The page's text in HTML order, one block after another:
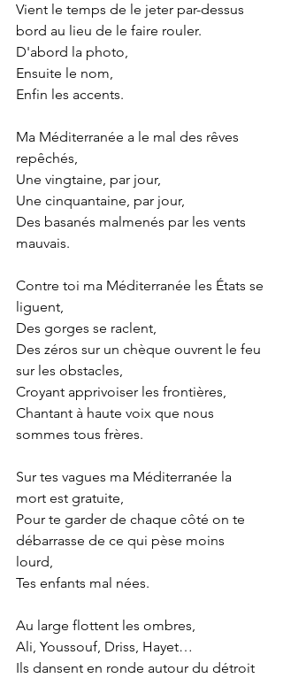
Vient le temps de le jeter par-dessus
bord au lieu de le faire rouler.
D'abord la photo,
Ensuite le nom,
Enfin les accents.
Ma Méditerranée a le mal des rêves
repêchés,
Une vingtaine, par jour,
Une cinquantaine, par jour,
Des basanés malmenés par les vents
mauvais.
Contre toi ma Méditerranée les États se
liguent,
Des gorges se raclent,
Des zéros sur un chèque ouvrent le feu
sur les obstacles,
Croyant apprivoiser les frontières,
Chantant à haute voix que nous
sommes tous frères.
Sur tes vagues ma Méditerranée la
mort est gratuite,
Pour te garder de chaque côté on te
débarrasse de ce qui pèse moins
lourd,
Tes enfants mal nées.
Au large flottent les ombres,
Ali, Youssouf, Driss, Hayet…
Ils dansent en ronde autour du détroit